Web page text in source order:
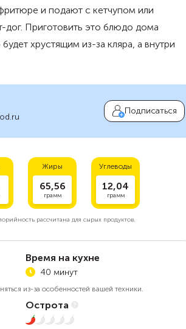
и подают с кетчупом или
дог. Приготовить это блюдо дома
хрустящим из-за кляра, а внутри
Подписаться
Жиры
65,56
грамм
Углеводы
12,04
грамм
рассчитана для сырых продуктов.
Время на кухне
40 минут
из-за особенностей вашей техники.
Острота
1 из 5